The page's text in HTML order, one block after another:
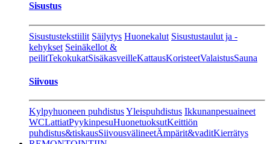
Sisustus
Sisustustekstiilit Säilytys Huonekalut Sisustustaulut ja -
kehykset Seinäkellot &
peilitTekokukatSisäkasveilleKattausKoristeetValaistusSauna
Siivous
Kylpyhuoneen puhdistusYleispuhdistus Ikkunanpesuaineet
WCLattiatPyykinpesuHuonetuoksutKeittiön
puhdistus&tiskausSiivousvälineetÄmpärit&vaditKierrätys